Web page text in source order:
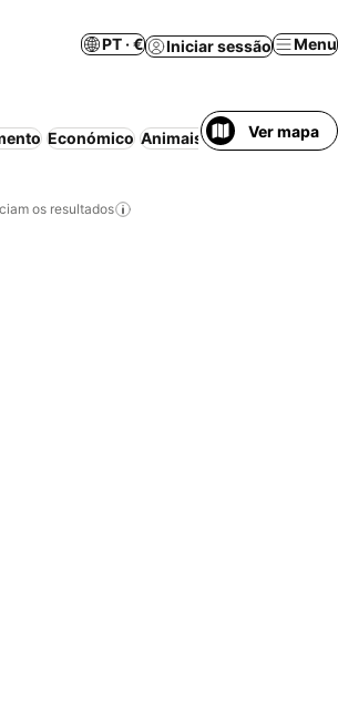
PT · € Iniciar sessão Menu
Económico Animais permitidos
Ver mapa
os resultados
favoritos
favoritos